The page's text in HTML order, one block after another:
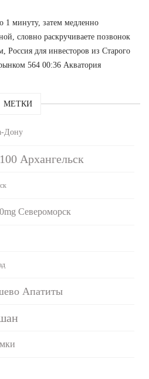
1 минуту, затем медленно
словно раскручиваете позвонок
Россия для инвесторов из Старого
564 00:36 Акватория
МЕТКИ
Дону
Архангельск
Североморск
Апатиты